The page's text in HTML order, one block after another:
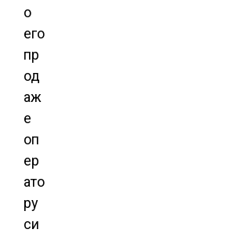
о
его
пр
од
аж
е
оп
ер
ато
ру
си